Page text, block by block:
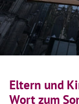
Eltern und
Wort zum